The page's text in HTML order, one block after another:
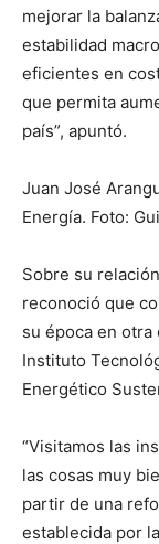
mejorar la
estabilidad
eficientes en
que permita
país”, apuntó.
Juan José
Energía. Foto:
Sobre su
reconoció que
su época en otra
Instituto
Energético
“Visitamos las
las cosas muy
partir de una
establecida por